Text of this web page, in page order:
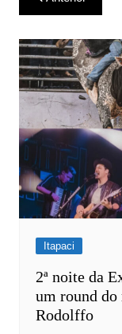
de
Post
Itapaci
2ª noite da
um round do
Rodolffo